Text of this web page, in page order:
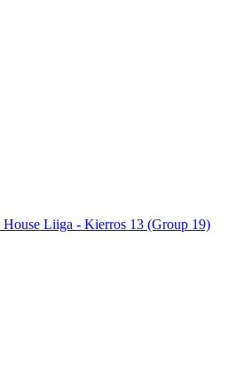
House Liiga - Kierros 13 (Group 19)